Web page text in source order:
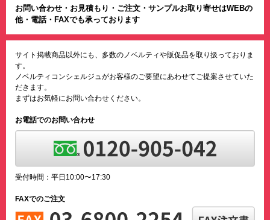
お問い合わせ・お見積もり・ご注文・サンプルお取り寄せはWEBの
他・電話・FAXでも承っております
サイト掲載商品以外にも、多数のノベルティや販促品を取り扱っておりま
す。
ノベルティコンシェルジュがお客様のご要望にあわせてご提案させていた
だきます。
まずはお気軽にお問い合わせください。
お電話でのお問い合わせ
受付時間：平日10:00〜17:30
FAXでのご注文